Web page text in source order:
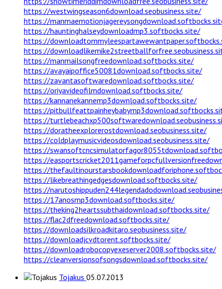
https://westwingseason6download.seobusiness.site/
https://
https://hauntinghalseydownloadmp3.softbocks.site/
https://
https://
https://manmailsongfreedownload.softbocks.site/
https://avayaipoffice50081download.softbocks.site/
https://zavantasoftwaredownload.softbocks.site/
https://oriyavideofilmdownload.softbocks.site/
https://kannanekannemp3download.softbocks.site/
https://
https://
https://doratheexplorerostdownload.seobusiness.site/
https://coldplaymusicvideosdownload.seobusiness.site/
https://
https://
https://
https://likebreathingedgesdownload.softbocks.site/
https://
https://17anosmp3download.softbocks.site/
https://theking2heartssubthaidownload.softbocks.site/
https://flac2dfreedownload.softbocks.site/
https://downloadsilkroadkitaro.seobusiness.site/
https://downloadjcvdtorent.softbocks.site/
https://downloadrobocopyexeserver2008.softbocks.site/
https://cleanversionsofsongsdownload.softbocks.site/
Tojakus 05.07.2013